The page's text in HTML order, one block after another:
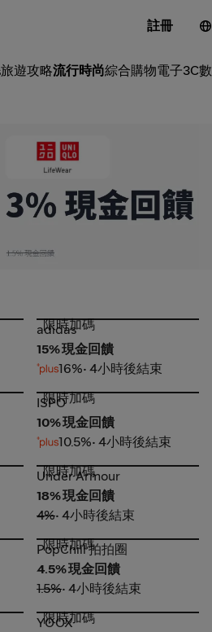
註冊
旅遊攻略流行時尚綜合購物電子3C
adidas
限時加碼
adidas
15% 現金回饋
16%• 4小時後結束
ISPO
限時加碼
ISPO
10% 現金回饋
10.5%• 4小時後結束
Under Armour
限時加碼
Under Armour
18% 現金回饋
4%• 4小時後結束
PopChill 拍拍圈
限時加碼
PopChill 拍拍圈
4.5% 現金回饋
1.5%• 4小時後結束
YOOX
限時加碼
YOOX